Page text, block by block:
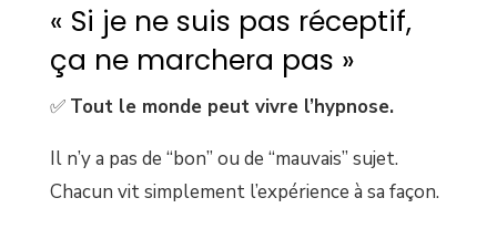
« Si je ne suis pas réceptif,
ça ne marchera pas »
✅ Tout le monde peut vivre l’hypnose.
Il n’y a pas de “bon” ou de “mauvais” sujet.
Chacun vit simplement l’expérience à sa façon.